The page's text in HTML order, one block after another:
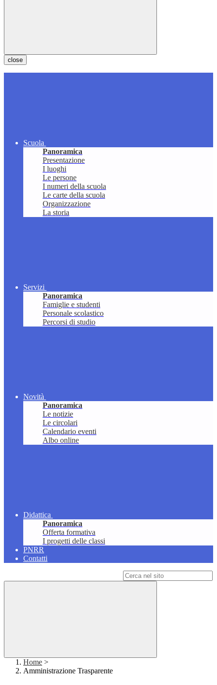
close
Scuola
Panoramica
Presentazione
I luoghi
Le persone
I numeri della scuola
Le carte della scuola
Organizzazione
La storia
Servizi
Panoramica
Famiglie e studenti
Personale scolastico
Percorsi di studio
Novità
Panoramica
Le notizie
Le circolari
Calendario eventi
Albo online
Didattica
Panoramica
Offerta formativa
I progetti delle classi
PNRR
Contatti
Home >
Amministrazione Trasparente